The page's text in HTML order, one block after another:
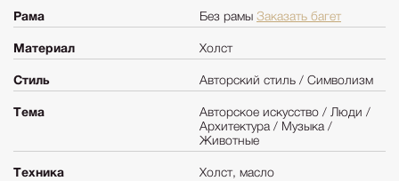
Рама Без рамы Заказать багет
Материал Холст
Стиль Авторский стиль / Символизм
Тема
Авторское искусство / Люди /
Архитектура / Музыка /
Животные
Техника Холст, масло